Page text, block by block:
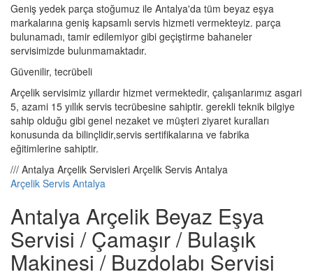
Geniş yedek parça stoğumuz ile Antalya'da tüm beyaz eşya
markalarına geniş kapsamlı servis hizmeti vermekteyiz. parça
bulunamadı, tamir edilemiyor gibi geçiştirme bahaneler
servisimizde bulunmamaktadır.
Güvenilir, tecrübeli
Arçelik servisimiz yıllardır hizmet vermektedir, çalışanlarımız asgari
5, azami 15 yıllık servis tecrübesine sahiptir. gerekli teknik bilgiye
sahip olduğu gibi genel nezaket ve müşteri ziyaret kuralları
konusunda da bilinçlidir,servis sertifikalarına ve fabrika
eğitimlerine sahiptir.
/// Antalya Arçelik Servisleri Arçelik Servis Antalya
Arçelik Servis Antalya
Antalya Arçelik Beyaz Eşya
Servisi / Çamaşır / Bulaşık
Makinesi / Buzdolabı Servisi